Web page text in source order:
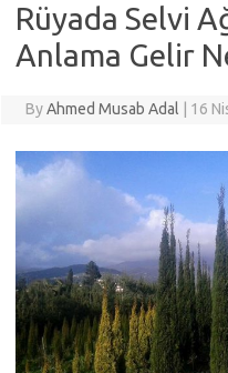
Rüyada Selvi
Anlama Gelir
ByAhmed Musab Adal 16